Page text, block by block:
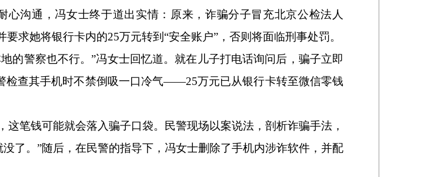
沟通，冯女士终于道出实情：原来，诈骗分子冒充北京公检法人
求她将银行卡内的25万元转到“安全账户”，否则将面临刑事处罚。
的警察也不行。”冯女士回忆道。就在儿子打电话询问后，骗子立即
检查其手机时不禁倒吸一口冷气——25万元已从银行卡转至微信零钱
笔钱可能就会落入骗子口袋。民警现场以案说法，剖析诈骗手法，
了。”随后，在民警的指导下，冯女士删除了手机内涉诈软件，并配